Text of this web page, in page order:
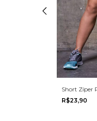
Short Zíper
R$23,90